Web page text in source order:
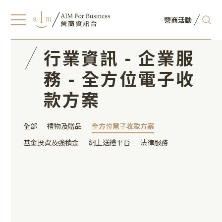
營商活動
行業資訊 - 企業服
務 - 全方位電子收
款方案
全部 禮物及贈品 全方位電子收款方案
全方位電子收款方案
基金投資及強積金
網上送禮平台 法律服務